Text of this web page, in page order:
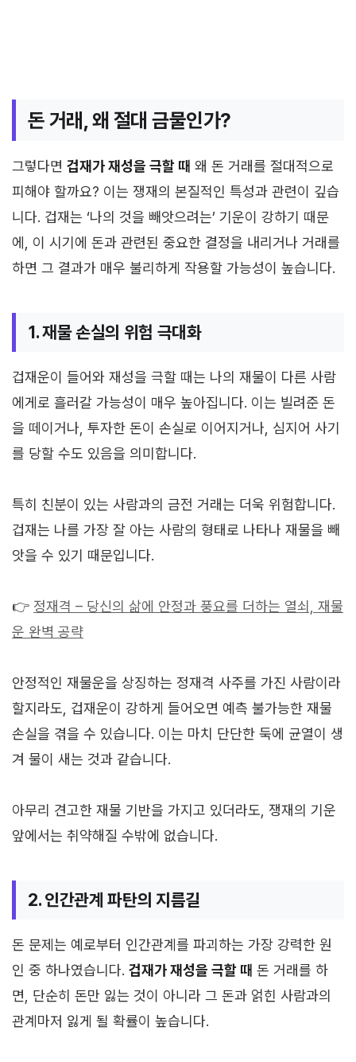
돈 거래, 왜 절대 금물인가?
그렇다면 겁재가 재성을 극할 때 왜 돈 거래를 절대적으로
피해야 할까요? 이는 쟁재의 본질적인 특성과 관련이 깊습
니다. 겁재는 ‘나의 것을 빼앗으려는’ 기운이 강하기 때문
에, 이 시기에 돈과 관련된 중요한 결정을 내리거나 거래를
하면 그 결과가 매우 불리하게 작용할 가능성이 높습니다.
1. 재물 손실의 위험 극대화
겁재운이 들어와 재성을 극할 때는 나의 재물이 다른 사람
에게로 흘러갈 가능성이 매우 높아집니다. 이는 빌려준 돈
을 떼이거나, 투자한 돈이 손실로 이어지거나, 심지어 사기
를 당할 수도 있음을 의미합니다.
특히 친분이 있는 사람과의 금전 거래는 더욱 위험합니다.
겁재는 나를 가장 잘 아는 사람의 형태로 나타나 재물을 빼
앗을 수 있기 때문입니다.
👉 정재격 – 당신의 삶에 안정과 풍요를 더하는 열쇠, 재물
운 완벽 공략
안정적인 재물운을 상징하는 정재격 사주를 가진 사람이라
할지라도, 겁재운이 강하게 들어오면 예측 불가능한 재물
손실을 겪을 수 있습니다. 이는 마치 단단한 둑에 균열이 생
겨 물이 새는 것과 같습니다.
아무리 견고한 재물 기반을 가지고 있더라도, 쟁재의 기운
앞에서는 취약해질 수밖에 없습니다.
2. 인간관계 파탄의 지름길
돈 문제는 예로부터 인간관계를 파괴하는 가장 강력한 원
인 중 하나였습니다. 겁재가 재성을 극할 때 돈 거래를 하
면, 단순히 돈만 잃는 것이 아니라 그 돈과 얽힌 사람과의
관계마저 잃게 될 확률이 높습니다.